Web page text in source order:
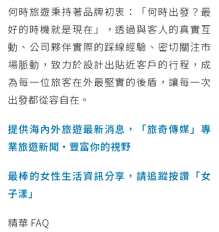
何時旅遊秉持著品牌初衷：「何時出發？最
好的時機就是現在」，透過與客人的真實互
動、公司夥伴實際的踩線經驗、密切關注市
場脈動，致力於設計出貼近客戶的行程，成
為每一位旅客在外最堅實的後盾，讓每一次
出發都從容自在。
提供海內外旅遊最新消息，「旅奇傳媒」專
業旅遊新聞‧豐富你的視野
最棒的女性生活資訊分享，請追蹤按讚「女
子漾」
精華 FAQ